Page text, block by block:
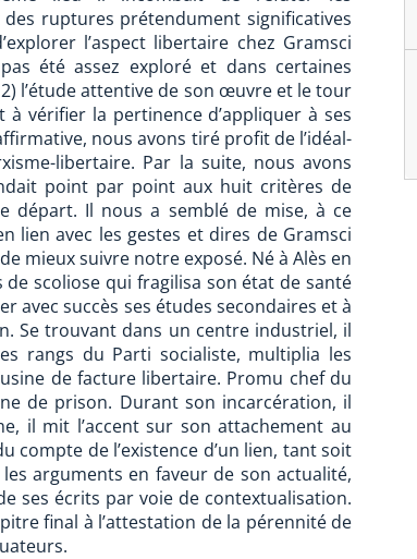
ruptures prétendument significatives
l’aspect libertaire chez Gramsci
été assez exploré et dans certaines
l’étude attentive de son œuvre et le tour
vérifier la pertinence d’appliquer à ses
nous avons tiré profit de l’idéal-
libertaire. Par la suite, nous avons
point par point aux huit critères de
départ. Il nous a semblé de mise, à ce
lien avec les gestes et dires de Gramsci
mieux suivre notre exposé. Né à Alès en
scoliose qui fragilisa son état de santé
avec succès ses études secondaires et à
Se trouvant dans un centre industriel, il
rangs du Parti socialiste, multiplia les
de facture libertaire. Promu chef du
de prison. Durant son incarcération, il
il mit l’accent sur son attachement au
compte de l’existence d’un lien, tant soit
arguments en faveur de son actualité,
ses écrits par voie de contextualisation.
final à l’attestation de la pérennité de